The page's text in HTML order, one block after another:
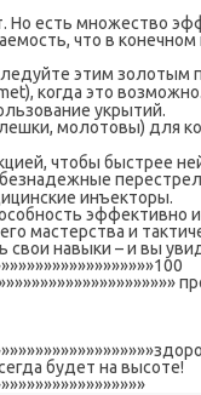
Но есть множество
что в конечном
этим золотым
когда это возможно.
укрытий.
молотовы) для
чтобы быстрее
инъекторы.
эффективно
мастерства и
свои навыки – и вы
будет на высоте!